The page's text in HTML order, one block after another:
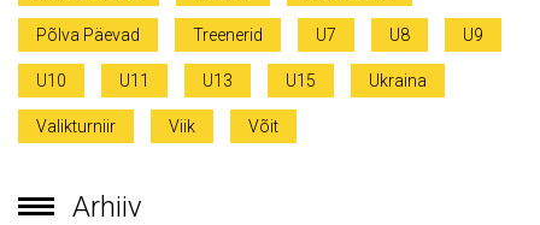
Põlva Päevad Treenerid U7 U8 U9
U10 U11 U13 U15 Ukraina
Valikturniir Viik Võit
Arhiiv